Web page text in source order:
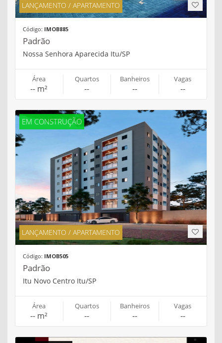
LANÇAMENTO / APARTAMENTO
Código: IMOB885
Padrão
Nossa Senhora Aparecida Itu/SP
Área
-- m²
Quartos
--
Banheiros
--
Vagas
--
EM CONSTRUÇÃO
LANÇAMENTO / APARTAMENTO
Código: IMOB505
Padrão
Itu Novo Centro Itu/SP
Área
-- m²
Quartos
--
Banheiros
--
Vagas
--